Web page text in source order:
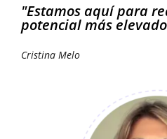
"Estamos aquí para
potencial más
Cristina Melo